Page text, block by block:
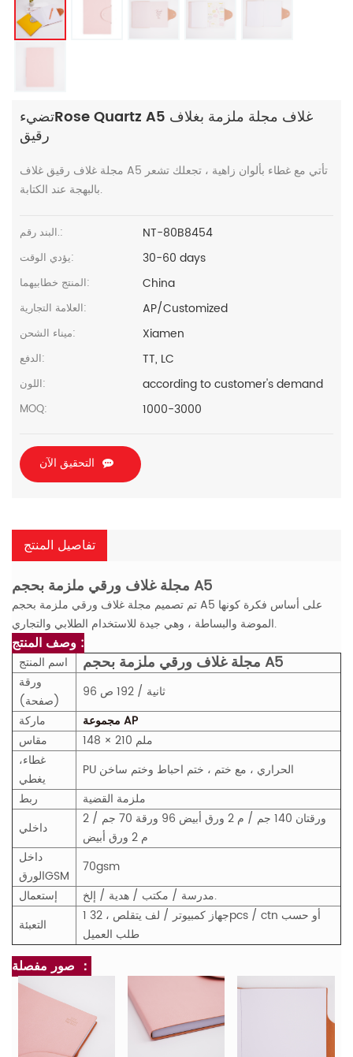
تضيءRose Quartz A5 غلاف مجلة ملزمة بغلاف
رقيق
مجلة غلاف رقيق غلاف A5 تأتي مع غطاء بألوان زاهية ، تجعلك تشعر
بالبهجة عند الكتابة.
البند رقم.: NT-80B8454
يؤدي الوقت: 30-60 days
المنتج خطابيهما: China
العلامة التجارية: AP/Customized
ميناء الشحن: Xiamen
الدفع: TT, LC
اللون: according to customer's demand
MOQ: 1000-3000
التحقيق الآن
تفاصيل المنتج
مجلة غلاف ورقي ملزمة بحجم A5
تم تصميم مجلة غلاف ورقي ملزمة بحجم A5 على أساس فكرة كونها
الموضة والبساطة ، وهي جيدة للاستخدام الطلابي والتجاري.
وصف المنتج :
اسم المنتج مجلة غلاف ورقي ملزمة بحجم A5
ورقة
(صفحة)
96 ثانية / 192 ص
ماركة
مجموعة AP
مقاس
148 × 210 ملم
غطاء،
يغطي
PU الحراري ، مع ختم ، ختم احباط وختم ساخن
ربط
ملزمة القضية
داخلي
2 ورقتان 140 جم / م 2 ورق أبيض 96 ورقة 70 جم /
م 2 ورق أبيض
داخل
الورقGSM
70gsm
إستعمال
مدرسة / مكتب / هدية / إلخ.
التعبئة
1 جهاز كمبيوتر / لف يتقلص ، 32pcs / ctn أو حسب
طلب العميل
صور مفصلة ：